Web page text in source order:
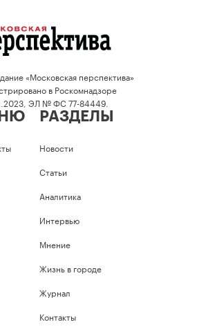
«Московская перспектива»
в Роскомнадзоре
ЭЛ № ФС 77-84449.
РАЗДЕЛЫ
Новости
Статьи
Аналитика
Интервью
Мнение
Жизнь в городе
Журнал
Контакты